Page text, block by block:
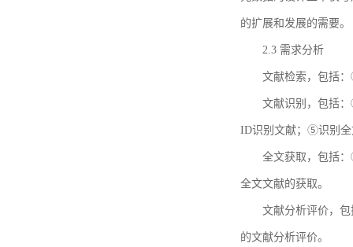
的扩展和发展的需要。
2.3 需求分析
文献检索，包括
文献识别，包括
ID识别文献；⑤识别全
全文获取，包括
全文文献的获取。
文献分析评价，
的文献分析评价。